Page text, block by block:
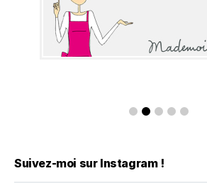
Suivez-moi sur Instagram !